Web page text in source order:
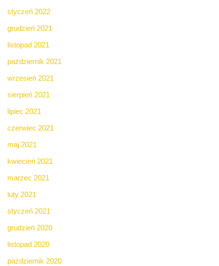
styczeń 2022
grudzień 2021
listopad 2021
październik 2021
wrzesień 2021
sierpień 2021
lipiec 2021
czerwiec 2021
maj 2021
kwiecień 2021
marzec 2021
luty 2021
styczeń 2021
grudzień 2020
listopad 2020
październik 2020